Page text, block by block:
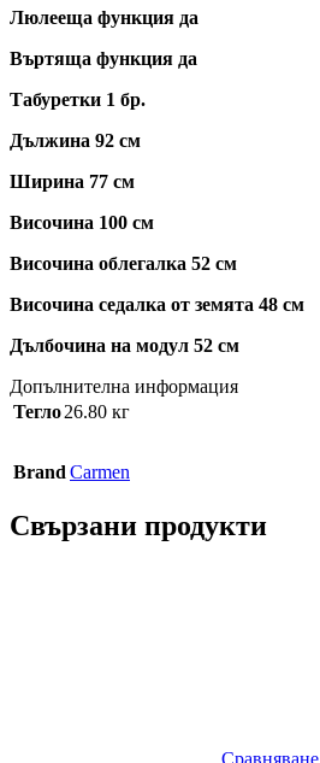
Люлееща функция да
Въртяща функция да
Табуретки 1 бр.
Дължина 92 см
Ширина 77 см
Височина 100 см
Височина облегалка 52 см
Височина седалка от земята 48 см
Дълбочина на модул 52 см
Допълнителна информация
Тегло26.80 кг
Brand Carmen
Свързани продукти